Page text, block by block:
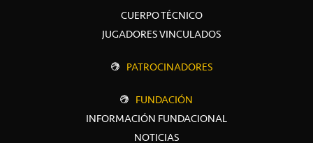
CUERPO TÉCNICO
JUGADORES VINCULADOS
PATROCINADORES
FUNDACIÓN
INFORMACIÓN FUNDACIONAL
NOTICIAS